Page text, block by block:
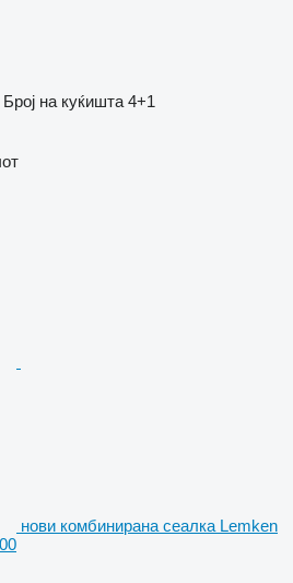
Број на куќишта 4+1
нови комбинирана сеалка Lemken